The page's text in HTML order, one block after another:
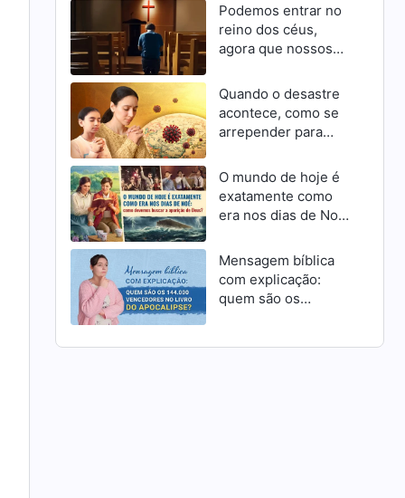
Podemos entrar no
reino dos céus,
agora que nossos
perdoados?
Quando o desastre
acontece, como se
arrepender para
misericórdia de
Deus como cristãos
O mundo de hoje é
exatamente como
era nos dias de Noé:
buscar a aparição de
Deus?
Mensagem bíblica
com explicação:
quem são os